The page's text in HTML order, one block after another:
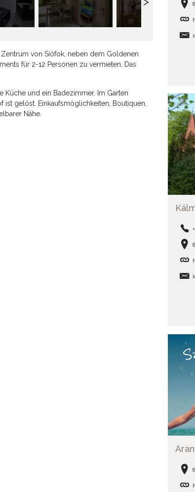
von Siófok, neben dem Goldenen
für 2-12 Personen zu vermieten. Das
Küche und ein Badezimmer. Im Garten
gelöst. Einkaufsmöglichkeiten, Boutiquen,
Nähe.